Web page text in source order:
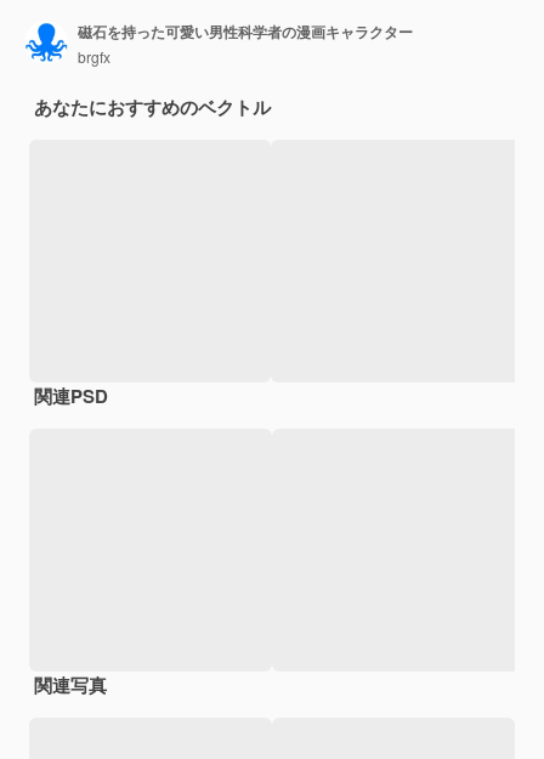
磁石を持った可愛い男性科学者の漫画キャラクター
brgfx
あなたにおすすめのベクトル
関連PSD
関連写真